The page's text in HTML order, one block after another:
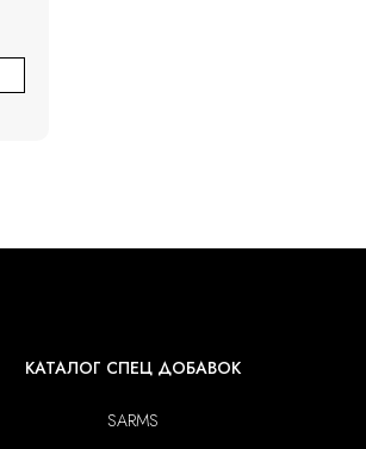
КАТАЛОГ СПЕЦ ДОБАВОК
SARMS